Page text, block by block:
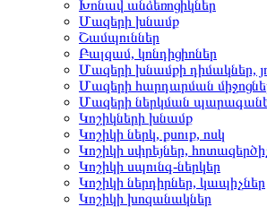
Խոնավ անձեռոցիկներ
Մազերի խնամք
Շամպուններ
Բալզամ, կոնդիցիոներ
Մազերի խնամքի դիմակներ,
Մազերի հարդարման
Մազերի ներկման
Կոշիկների խնամք
Կոշիկի ներկ, քսուք, ոսկ
Կոշիկի սփրեյներ,
Կոշիկի սպունգ-ներկեր
Կոշիկի ներդիրներ, կապիչներ
Կոշիկի խոզանակներ